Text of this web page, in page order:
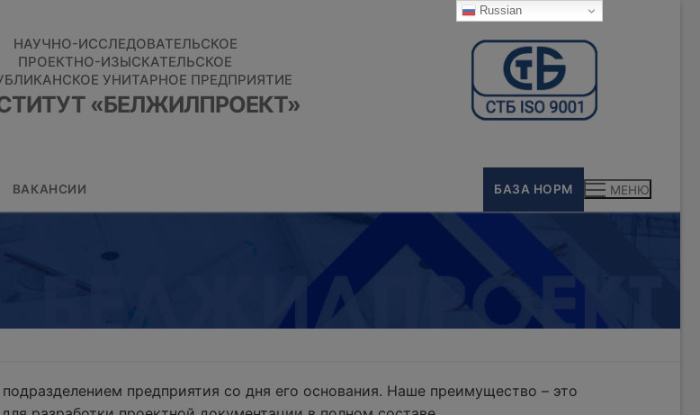
НАУЧНО-ИССЛЕДОВАТЕЛЬСКОЕ
ПРОЕКТНО-ИЗЫСКАТЕЛЬСКОЕ
УНИТАРНОЕ ПРЕДПРИЯТИЕ
«БЕЛЖИЛПРОЕКТ»
ВАКАНСИИ БАЗА НОРМ МЕНЮ
предприятия со дня его основания. Наше преимущество – это
Russian